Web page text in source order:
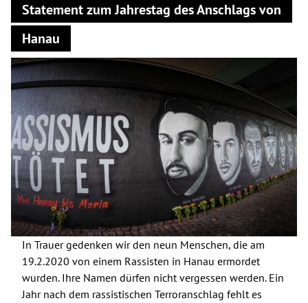
Statement zum Jahrestag des Anschlags von
Hanau
In Trauer gedenken wir den neun Menschen, die am
19.2.2020 von einem Rassisten in Hanau ermordet
wurden. Ihre Namen dürfen nicht vergessen werden. Ein
Jahr nach dem rassistischen Terroranschlag fehlt es